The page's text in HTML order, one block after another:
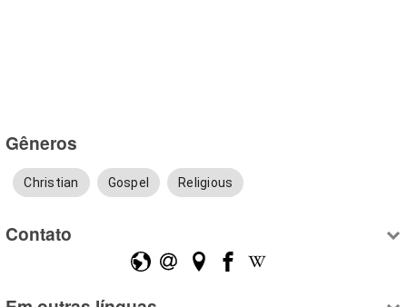
Gêneros
Christian Gospel Religious
Contato